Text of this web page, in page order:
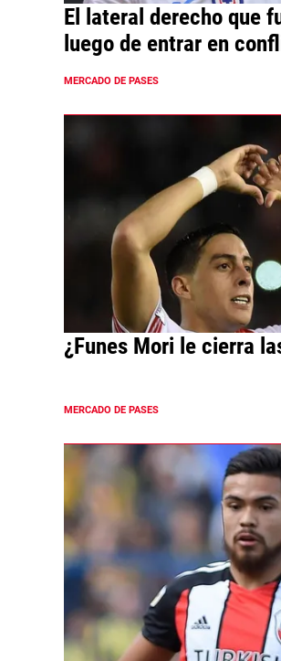
El lateral derecho que
luego de entrar en
entrenador
MERCADO DE PASES
¿Funes Mori le cierra
MERCADO DE PASES